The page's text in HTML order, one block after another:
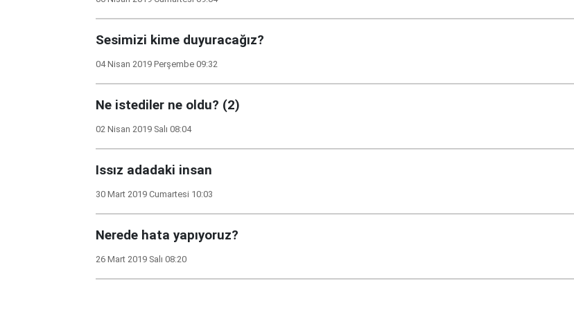
Sesimizi kime duyuracağız?
04 Nisan 2019 Perşembe 09:32
Ne istediler ne oldu? (2)
02 Nisan 2019 Salı 08:04
Issız adadaki insan
30 Mart 2019 Cumartesi 10:03
Nerede hata yapıyoruz?
26 Mart 2019 Salı 08:20